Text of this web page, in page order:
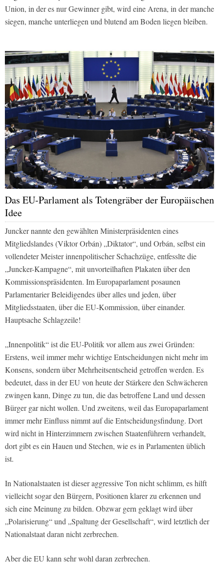
Union, in der es nur Gewinner gibt, wird eine Arena, in der manche
siegen, manche unterliegen und blutend am Boden liegen bleiben.
Das EU-Parlament als Totengräber der Europäischen
Idee
Juncker nannte den gewählten Ministerpräsidenten eines
Mitgliedslandes (Viktor Orbán) „Diktator“, und Orbán, selbst ein
vollendeter Meister innenpolitischer Schachzüge, entfesslte die
„Juncker-Kampagne“, mit unvorteilhaften Plakaten über den
Kommissionspräsidenten. Im Europaparlament posaunen
Parlamentarier Beleidigendes über alles und jeden, über
Mitgliedsstaaten, über die EU-Kommission, über einander.
Hauptsache Schlagzeile!
„Innenpolitik“ ist die EU-Politik vor allem aus zwei Gründen:
Erstens, weil immer mehr wichtige Entscheidungen nicht mehr im
Konsens, sondern über Mehrheitsentscheid getroffen werden. Es
bedeutet, dass in der EU von heute der Stärkere den Schwächeren
zwingen kann, Dinge zu tun, die das betroffene Land und dessen
Bürger gar nicht wollen. Und zweitens, weil das Europaparlament
immer mehr Einfluss nimmt auf die Entscheidungsfindung. Dort
wird nicht in Hinterzimmern zwischen Staatenführern verhandelt,
dort gibt es ein Hauen und Stechen, wie es in Parlamenten üblich
ist.
In Nationalstaaten ist dieser aggressive Ton nicht schlimm, es hilft
vielleicht sogar den Bürgern, Positionen klarer zu erkennen und
sich eine Meinung zu bilden. Obzwar gern geklagt wird über
„Polarisierung­“ und „Spaltung der Gesellschaft“, wird letztlich der
Nationalstaat daran nicht zerbrechen.
Aber die EU kann sehr wohl daran zerbrechen.